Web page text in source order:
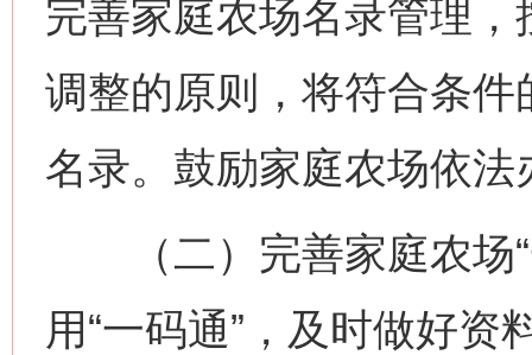
完善家庭农场名录管理
调整的原则，将符合条
名录。鼓励家庭农场依
（二）完善家庭农场“
用“一码通”，及时做好